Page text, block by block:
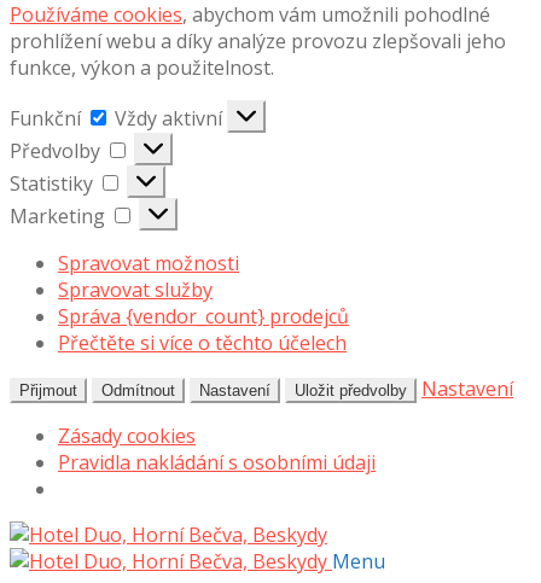
Používáme cookies, abychom vám umožnili pohodlné
prohlížení webu a díky analýze provozu zlepšovali jeho
funkce, výkon a použitelnost.
Funkční
Funkční
Vždy aktivní
Předvolby
Předvolby
Statistiky
Statistiky
Marketing
Marketing
Spravovat možnosti
Spravovat služby
Správa {vendor_count} prodejců
Přečtěte si více o těchto účelech
Přijmout Odmítnout Nastavení Uložit předvolby
Nastavení
Zásady cookies
Pravidla nakládání s osobními údaji
Přeskočit
na
Přejít
k
Menu